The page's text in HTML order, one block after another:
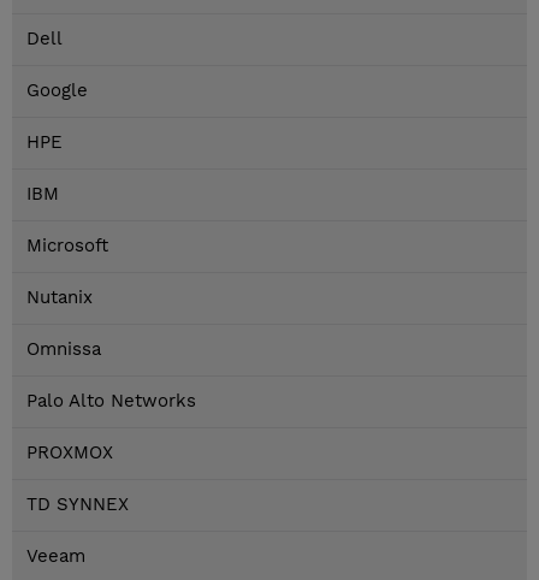
Dell
Google
HPE
IBM
Microsoft
Nutanix
Omnissa
Palo Alto Networks
PROXMOX
TD SYNNEX
Veeam